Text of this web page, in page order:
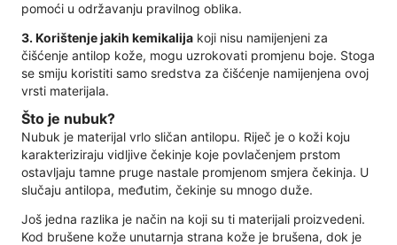
pomoći u održavanju pravilnog oblika.
3. Korištenje jakih kemikalija koji nisu namijenjeni za
čišćenje antilop kože, mogu uzrokovati promjenu boje. Stoga
se smiju koristiti samo sredstva za čišćenje namijenjena ovoj
vrsti materijala.
Što je nubuk?
Nubuk je materijal vrlo sličan antilopu. Riječ je o koži koju
karakteriziraju vidljive čekinje koje povlačenjem prstom
ostavljaju tamne pruge nastale promjenom smjera čekinja. U
slučaju antilopa, međutim, čekinje su mnogo duže.
Još jedna razlika je način na koji su ti materijali proizvedeni.
Kod brušene kože unutarnja strana kože je brušena, dok je